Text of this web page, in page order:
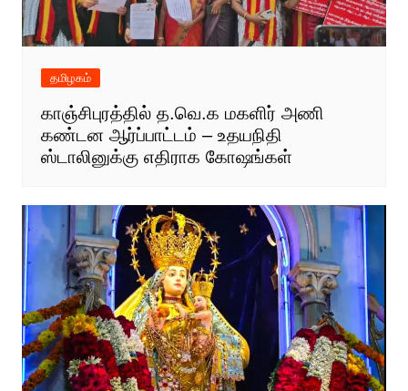
தமிழகம்
காஞ்சிபுரத்தில் த.வெ.க மகளிர் அணி
கண்டன ஆர்ப்பாட்டம் – உதயநிதி
ஸ்டாலினுக்கு எதிராக கோஷங்கள்